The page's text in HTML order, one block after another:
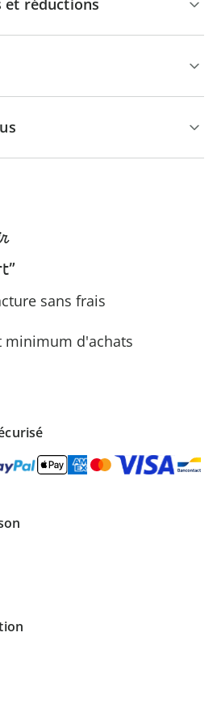
et réductions
sans frais
minimum d'achats